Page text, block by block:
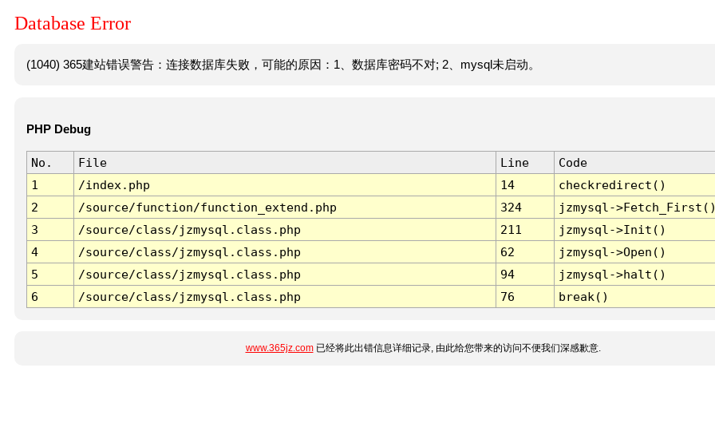
Database Error
(1040) 365建站错误警告：连接数据库失败，可能的原因：1、数据库密码不对; 2、mysql未启动。
PHP Debug
No. File Line
Code
1
/index.php 14
checkredirect()
2
/source/function/function_extend.php 324
jzmysql-
3
/source/class/jzmysql.class.php 211
jzmysql->Init()
4
/source/class/jzmysql.class.php 62
jzmysql->Open()
5
/source/class/jzmysql.class.php 94
jzmysql->halt()
6
/source/class/jzmysql.class.php 76 break()
www.365jz.com已经将此出错信息详细记录, 由此给您带来的访问不便我们深感歉意.